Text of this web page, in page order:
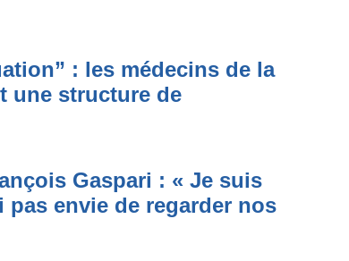
: les médecins de la
une structure de
Gaspari : « Je suis
envie de regarder nos